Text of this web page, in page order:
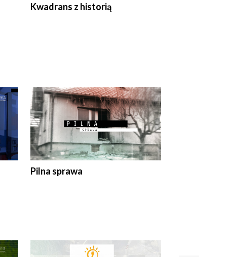
Kwadrans z historią
Pilna sprawa